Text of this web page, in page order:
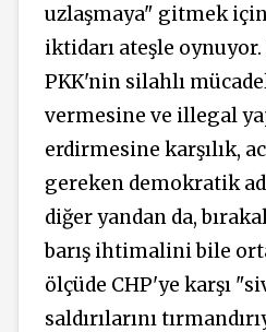
uzlaşmaya" gitmek için
iktidarı ateşle
PKK'nin silahlı
vermesine ve illegal
erdirmesine karşılık,
gereken demokratik
diğer yandan da,
barış ihtimalini bile
ölçüde CHP'ye karşı
saldırılarını